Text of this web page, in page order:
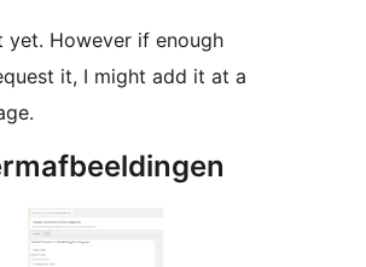
yet. However if enough
it, I might add it at a